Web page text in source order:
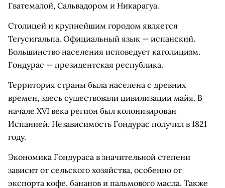
Гватемалой, Сальвадором и Никарагуа.
Столицей и крупнейшим городом является
Тегусигальпа. Официальный язык — испанский.
Большинство населения исповедует католицизм.
Гондурас — президентская республика.
Территория страны была населена с древних
времен, здесь существовали цивилизации майя. В
начале XVI века регион был колонизирован
Испанией. Независимость Гондурас получил в 1821
году.
Экономика Гондураса в значительной степени
зависит от сельского хозяйства, особенно от
экспорта кофе, бананов и пальмового масла. Также